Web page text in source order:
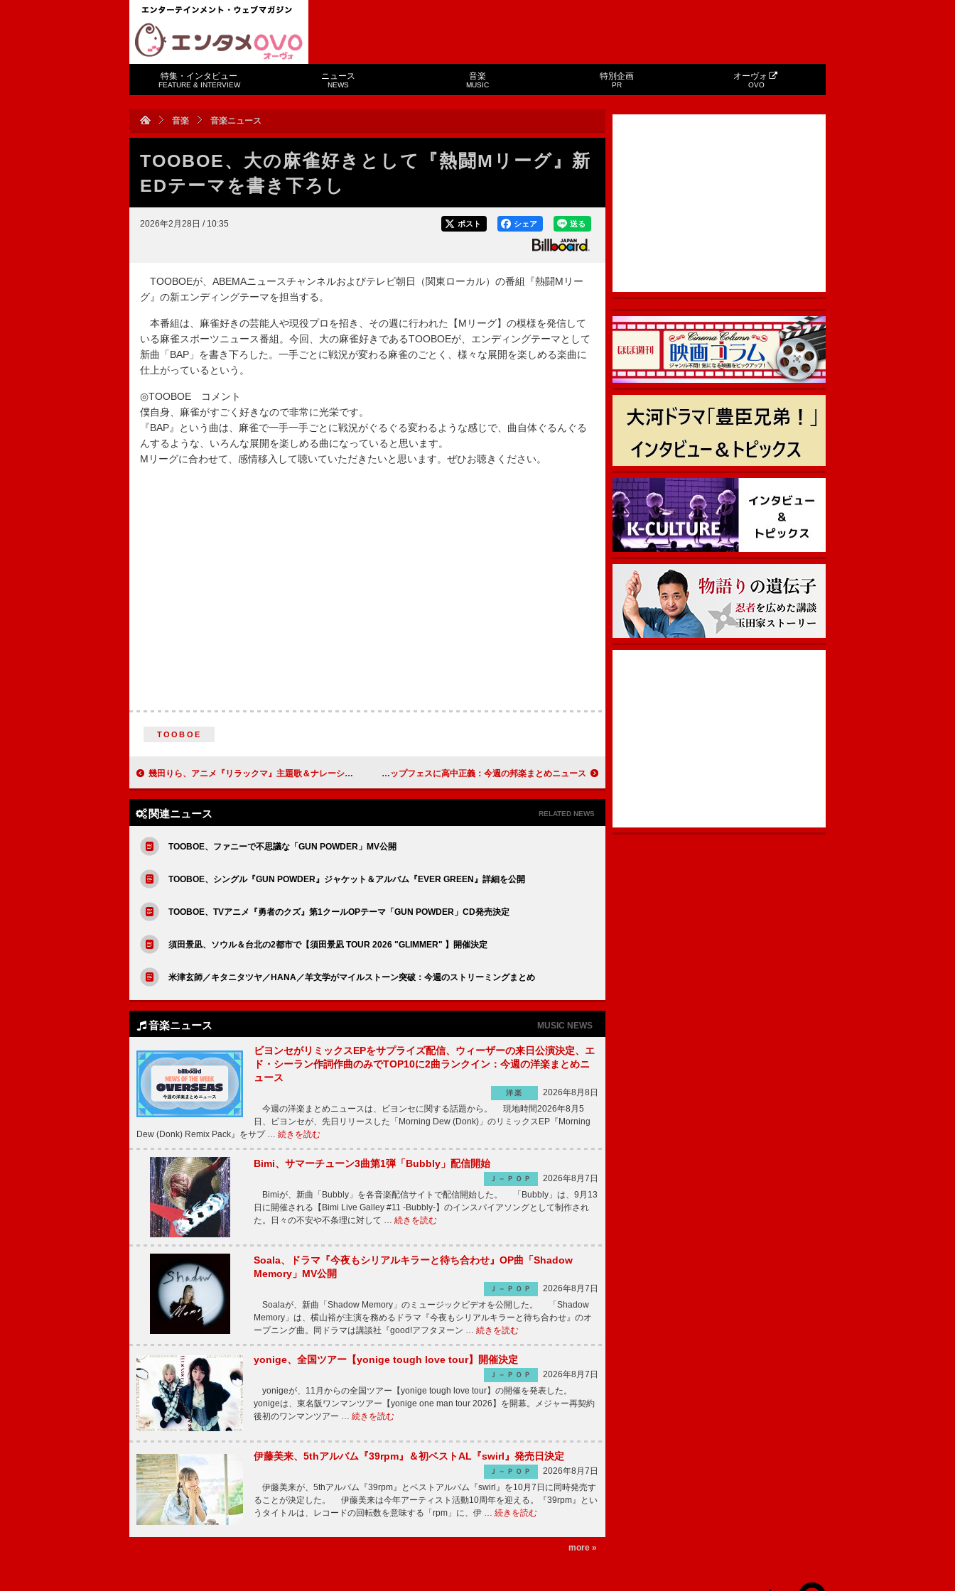
特集・インタビュー
FEATURE & INTERVIEW
ニュース
NEWS
音楽
MUSIC
特別企画
PR
オーヴォ
OVO
音楽 音楽ニュース
TOOBOE、大の麻雀好きとして『熱闘Mリーグ』新
EDテーマを書き下ろし
2026年2月28日 / 10:35 送る
シェア
ポスト
TOOBOEが、ABEMAニュースチャンネルおよびテレビ朝日（関東ローカル）の番組『熱闘Mリー
グ』の新エンディングテーマを担当する。
本番組は、麻雀好きの芸能人や現役プロを招き、その週に行われた【Mリーグ】の模様を発信して
いる麻雀スポーツニュース番組。今回、大の麻雀好きであるTOOBOEが、エンディングテーマとして
新曲「BAP」を書き下ろした。一手ごとに戦況が変わる麻雀のごとく、様々な展開を楽しめる楽曲に
仕上がっているという。
◎TOOBOE コメント
僕自身、麻雀がすごく好きなので非常に光栄です。
『BAP』という曲は、麻雀で一手一手ごとに戦況がぐるぐる変わるような感じで、曲自体ぐるんぐる
んするような、いろんな展開を楽しめる曲になっていると思います。
Mリーグに合わせて、感情移入して聴いていただきたいと思います。ぜひお聴きください。
TOOBOE
幾田りら、アニメ『リラックマ』主題歌＆ナレーションを担当 M!LK＆中島健人が総合トップ、米津玄師「KICK BACK」6億再生突破、英シティポップフェスに高中正義：今週の邦楽まとめニュース
関連ニュース RELATED NEWS
TOOBOE、ファニーで不思議な「GUN POWDER」MV公開
TOOBOE、シングル『GUN POWDER』ジャケット＆アルバム『EVER GREEN』詳細を公開
TOOBOE、TVアニメ『勇者のクズ』第1クールOPテーマ「GUN POWDER」CD発売決定
須田景凪、ソウル＆台北の2都市で【須田景凪 TOUR 2026 "GLIMMER" 】開催決定
米津玄師／キタニタツヤ／HANA／羊文学がマイルストーン突破：今週のストリーミングまとめ
音楽ニュース MUSIC NEWS
ビヨンセがリミックスEPをサプライズ配信、ウィーザーの来日公演決定、エ
ド・シーラン作詞作曲のみでTOP10に2曲ランクイン：今週の洋楽まとめニ
ュース
洋楽
2026年8月8日
今週の洋楽まとめニュースは、ビヨンセに関する話題から。 現地時間2026年8月5
日、ビヨンセが、先日リリースした「Morning Dew (Donk)」のリミックスEP『Morning
Dew (Donk) Remix Pack』をサプ … 続きを読む
Bimi、サマーチューン3曲第1弾「Bubbly」配信開始
Ｊ－ＰＯＰ
2026年8月7日
Bimiが、新曲「Bubbly」を各音楽配信サイトで配信開始した。 「Bubbly」は、9月13
日に開催される【Bimi Live Galley #11 -Bubbly-】のインスパイアソングとして制作され
た。日々の不安や不条理に対して … 続きを読む
Soala、ドラマ『今夜もシリアルキラーと待ち合わせ』OP曲「Shadow
Memory」MV公開
Ｊ－ＰＯＰ
2026年8月7日
Soalaが、新曲「Shadow Memory」のミュージックビデオを公開した。 「Shadow
Memory」は、横山裕が主演を務めるドラマ『今夜もシリアルキラーと待ち合わせ』のオ
ープニング曲。同ドラマは講談社『good!アフタヌーン … 続きを読む
yonige、全国ツアー【yonige tough love tour】開催決定
Ｊ－ＰＯＰ
2026年8月7日
yonigeが、11月からの全国ツアー【yonige tough love tour】の開催を発表した。
yonigeは、東名阪ワンマンツアー【yonige one man tour 2026】を開幕。メジャー再契約
後初のワンマンツアー … 続きを読む
伊藤美来、5thアルバム『39rpm』＆初ベストAL『swirl』発売日決定
Ｊ－ＰＯＰ
2026年8月7日
伊藤美来が、5thアルバム『39rpm』とベストアルバム『swirl』を10月7日に同時発売す
ることが決定した。 伊藤美来は今年アーティスト活動10周年を迎える。『39rpm』とい
うタイトルは、レコードの回転数を意味する「rpm」に、伊 … 続きを読む
more »